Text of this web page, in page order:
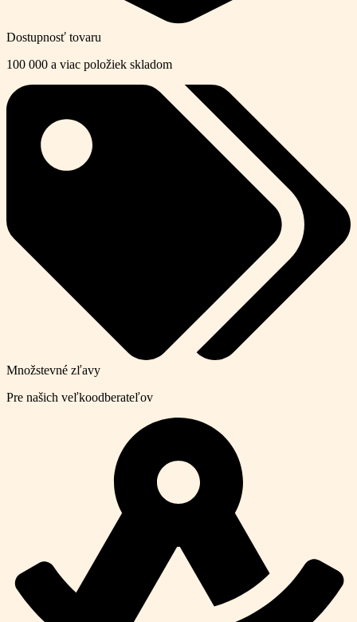
Dostupnosť tovaru
100 000 a viac položiek skladom
Množstevné zľavy
Pre našich veľkoodberateľov